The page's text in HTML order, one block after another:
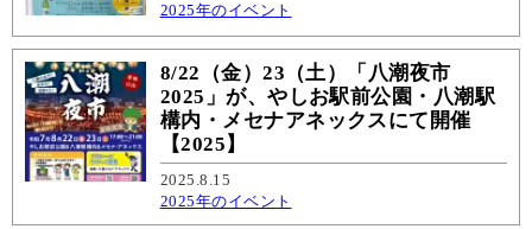
2025年のイベント
8/22（金）23（土）「八潮夜市
2025」が、やしお駅前公園・八潮駅
構内・メセナアネックスにて開催
【2025】
2025.8.15
2025年のイベント